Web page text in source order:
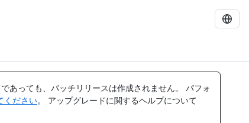
あっても、パッチリリースは作成されません。 パフォ
ください。 アップグレードに関するヘルプについて